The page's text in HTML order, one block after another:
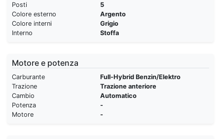
Posti
5
Colore esterno
Argento
Colore interni
Grigio
Interno
Stoffa
Motore e potenza
Carburante
Full-Hybrid Benzin/Elektro
Trazione
Trazione anteriore
Cambio
Automatico
Potenza
-
Motore
-